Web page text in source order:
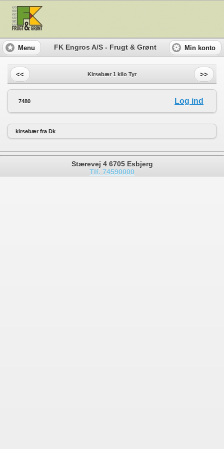
Menu FK Engros A/S - Frugt & Grønt Min konto
<< Kirsebær 1 kilo Tyr >>
7480 Log ind
kirsebær fra Dk
Stærevej 4 6705 Esbjerg
Tlf. 74590000